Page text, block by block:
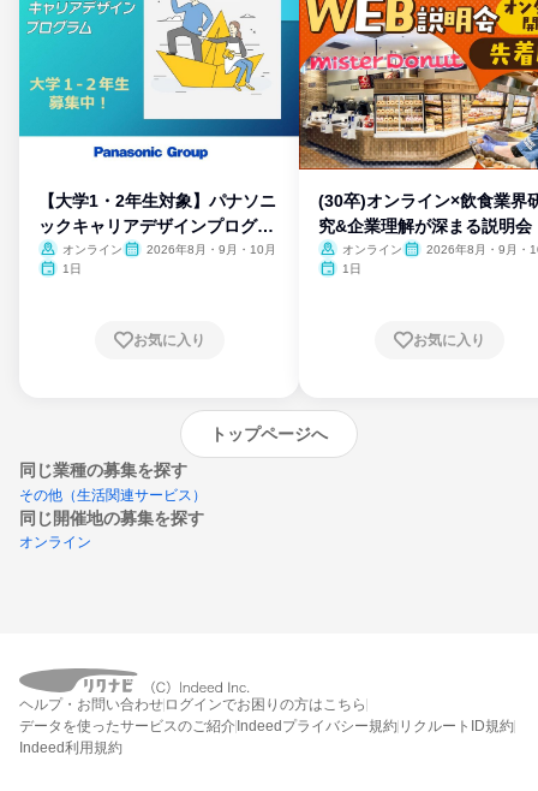
【大学1・2年生対象】パナソニ
ックキャリアデザインプログラ
ム
オンライン
2026年8月・9月・10月
1日
お気に入り
(30卒)オンライン×飲食業界
究&企業理解が深まる説明会
オンライン
2026年8月・9月・
1日
お気に入り
トップページへ
同じ業種の募集を探す
その他（生活関連サービス）
同じ開催地の募集を探す
オンライン
エントリーするとプログラムの詳細案内を
受け取れるようになります
ヘルプ・お問い合わせ ログインでお困りの方はこちら
データを使ったサービスのご紹介 Indeedプライバシー規約 リクルートID規約
Indeed利用規約